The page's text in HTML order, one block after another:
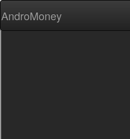
AndroMoney